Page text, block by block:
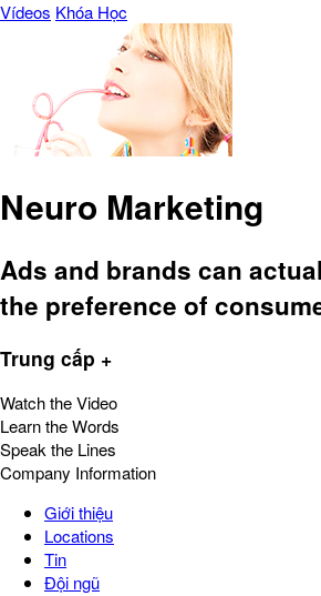
Vídeos Khóa Học
Neuro Marketing
Ads and brands can
the preference of
Trung cấp +
Watch the Video
Learn the Words
Speak the Lines
Company Information
Giới thiệu
Locations
Tin
Đội ngũ